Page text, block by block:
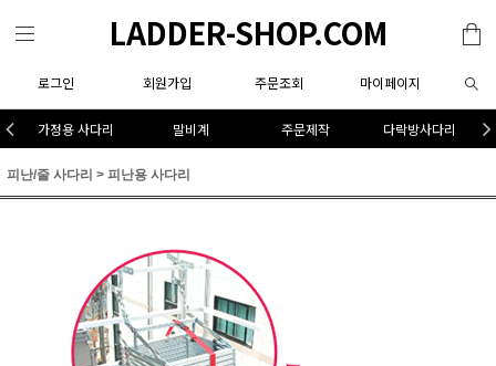
LADDER-SHOP.COM
로그인 회원가입 주문조회 마이페이지
가정용 사다리 말비계 주문제작 다락방사다리
피난/줄 사다리 > 피난용 사다리